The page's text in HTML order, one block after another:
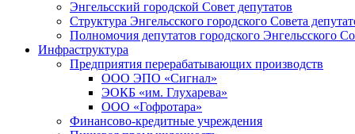
Энгельсский городской Совет депутатов
Структура Энгельсского городского Совета
Полномочия депутатов городского Энгельсского
Инфраструктура
Предприятия перерабатывающих производств
ООО ЭПО «Сигнал»
ЭОКБ «им. Глухарева»
ООО «Гофротара»
Финансово-кредитные учреждения